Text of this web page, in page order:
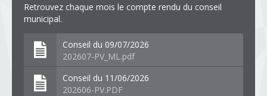
Retrouvez chaque mois le compte rendu du conseil
municipal.
Conseil du 09/07/2026
202607-PV_ML.pdf
Conseil du 11/06/2026
202606-PV.PDF